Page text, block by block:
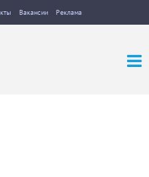
Вакансии Реклама